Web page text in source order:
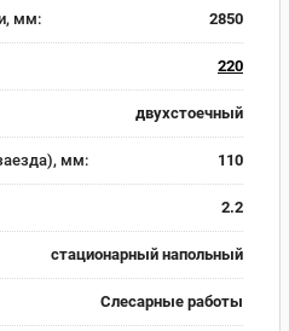
мм: 2850
220
двухстоечный
мм: 110
2.2
стационарный напольный
Слесарные работы